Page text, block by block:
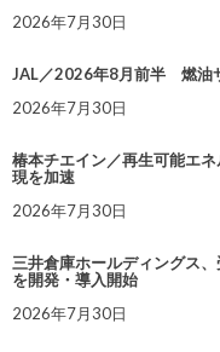
2026年7月30日
JAL／2026年8月前半 燃油
2026年7月30日
椿本チエイン／再生可能エ
現を加速
2026年7月30日
三井倉庫ホールディングス
を開発・導入開始
2026年7月30日